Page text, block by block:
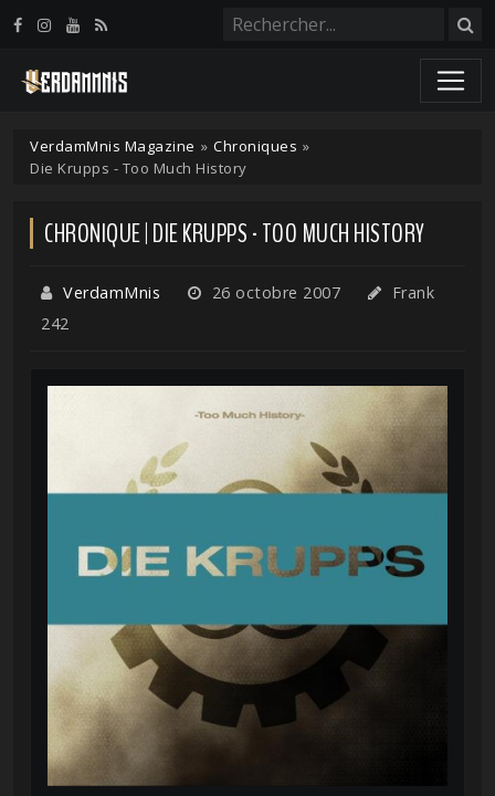
VerdamMnis Magazine » Chroniques »
Die Krupps - Too Much History
CHRONIQUE | DIE KRUPPS - TOO MUCH HISTORY
VerdamMnis 26 octobre 2007
Frank
242
Panneau de gestion des cookies